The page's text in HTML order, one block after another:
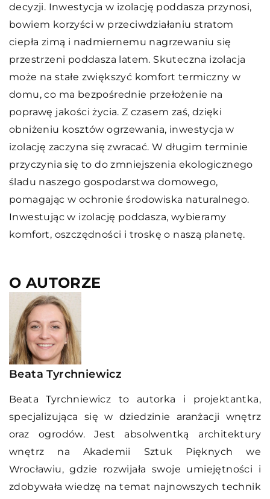
decyzji. Inwestycja w izolację poddasza przynosi,
bowiem korzyści w przeciwdziałaniu stratom
ciepła zimą i nadmiernemu nagrzewaniu się
przestrzeni poddasza latem. Skuteczna izolacja
może na stałe zwiększyć komfort termiczny w
domu, co ma bezpośrednie przełożenie na
poprawę jakości życia. Z czasem zaś, dzięki
obniżeniu kosztów ogrzewania, inwestycja w
izolację zaczyna się zwracać. W długim terminie
przyczynia się to do zmniejszenia ekologicznego
śladu naszego gospodarstwa domowego,
pomagając w ochronie środowiska naturalnego.
Inwestując w izolację poddasza, wybieramy
komfort, oszczędności i troskę o naszą planetę.
O AUTORZE
Beata Tyrchniewicz
Beata Tyrchniewicz to autorka i projektantka,
specjalizująca się w dziedzinie aranżacji wnętrz
oraz ogrodów. Jest absolwentką architektury
wnętrz na Akademii Sztuk Pięknych we
Wrocławiu, gdzie rozwijała swoje umiejętności i
zdobywała wiedzę na temat najnowszych technik